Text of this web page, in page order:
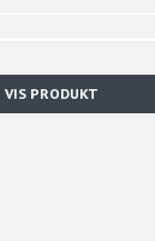
VIS PRODUKT